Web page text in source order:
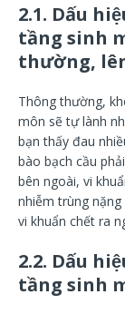
2.1. Dấu
tầng sinh
thường,
Thông thường,
môn sẽ tự lành
bạn thấy đau
bào bạch cầu
bên ngoài, vi
nhiễm trùng
vi khuẩn chết ra
2.2. Dấu
tầng sinh